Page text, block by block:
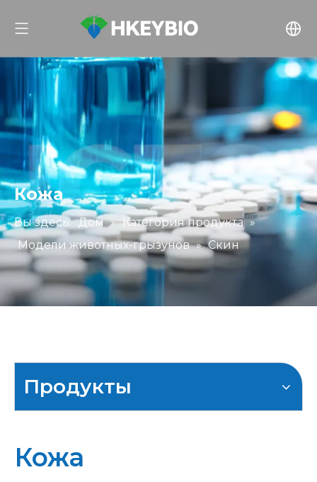
Кожа
Вы здесь: Дом » Категория продукта »
Модели животных-грызунов » Скин
Продукты
Кожа